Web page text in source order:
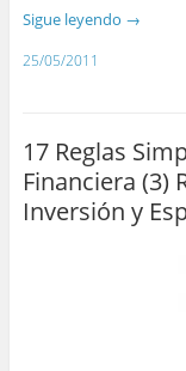
Sigue leyendo →
25/05/2011
17 Reglas
Financiera (3)
Inversión y